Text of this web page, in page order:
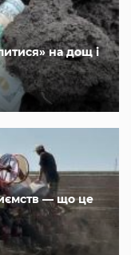
на дощ і
— що це